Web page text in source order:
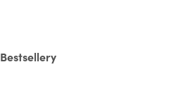
Bestsellery